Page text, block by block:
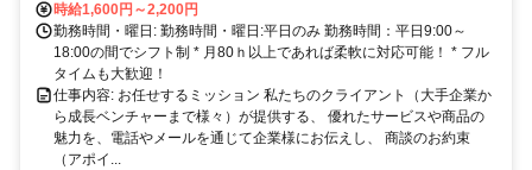
時給1,600円～2,200円
勤務時間・曜日: 勤務時間・曜日:平日のみ 勤務時間：平日9:00～
18:00の間でシフト制 * ​月80ｈ以上であれば柔軟に対応可能！ * フル
タイムも大歓迎！
仕事内容: お任せするミッション 私たちのクライアント（大手企業か
ら成長ベンチャーまで様々）が提供する、 優れたサービスや商品の
魅力を、電話やメールを通じて企業様にお伝えし、 商談のお約束
（アポイ...